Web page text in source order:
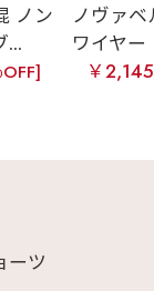
ノン
...
ノヴァ
ワイヤー
￥
ーツ